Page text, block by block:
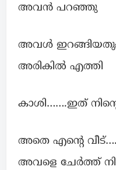
അവൻ പറഞ്ഞു
അവൾ
അരികിൽ എത്തി
കാശി…….ഇത്
അതെ എന്റെ
അവളെ ചേർത്ത്